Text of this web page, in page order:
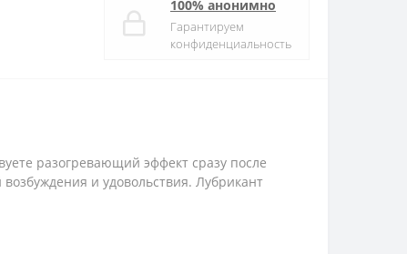
100% анонимно
Гарантируем
конфиденциальность
разогревающий эффект сразу после
и удовольствия. Лубрикант